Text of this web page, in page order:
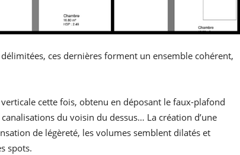
ces dernières forment un ensemble cohérent,
verticale cette fois, obtenu en déposant le faux-plafond
du voisin du dessus… La création d’une
de légèreté, les volumes semblent dilatés et
spots.